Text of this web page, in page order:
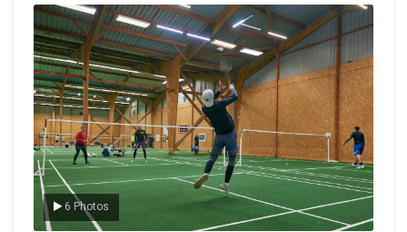
6 Photos
Le badminton